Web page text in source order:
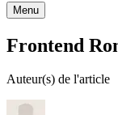
Menu
Frontend
Auteur(s) de l'article